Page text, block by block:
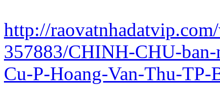
http://
357883/CHINH-CHU-
Cu-P-Hoang-Van-Thu-TP-